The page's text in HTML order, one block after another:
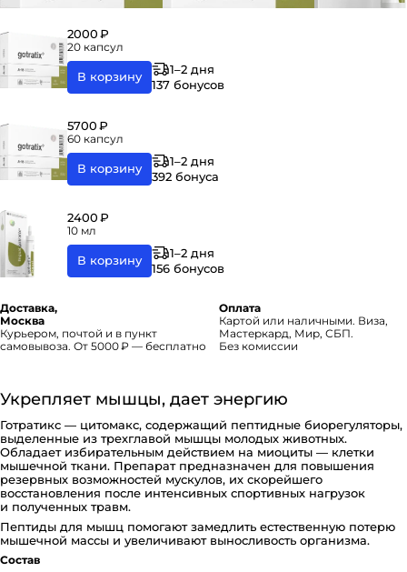
2000 ₽
20 капсул
В корзину
1–2 дня
137 бонусов
5700 ₽
60 капсул
В корзину
1–2 дня
392 бонуса
2400 ₽
10 мл
В корзину
1–2 дня
156 бонусов
Доставка,
Москва
Курьером, почтой и в пункт
самовывоза. От 5000 ₽ — бесплатно
Оплата
Картой или наличными. Виза,
Мастеркард, Мир, СБП.
Без комиссии
Укрепляет мышцы, дает энергию
Готратикс — цитомакс, содержащий пептидные биорегуляторы,
выделенные из трехглавой мышцы молодых животных.
Обладает избирательным действием на миоциты — клетки
мышечной ткани. Препарат предназначен для повышения
резервных возможностей мускулов, их скорейшего
восстановления после интенсивных спортивных нагрузок
и полученных травм.
Пептиды для мышц помогают замедлить естественную потерю
мышечной массы и увеличивают выносливость организма.
Состав